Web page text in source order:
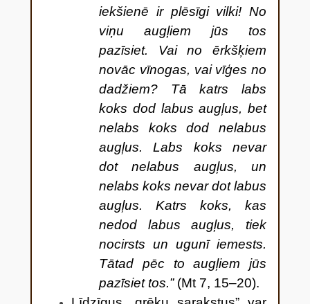
iekšienē ir plēsīgi vilki!No
viņu augļiem jūs tos
pazīsiet. Vai no ērkšķiem
novāc vīnogas, vai vīģes no
dadžiem? Tā katrs labs
koks dod labus augļus, bet
nelabs koks dod nelabus
augļus.Labs koks nevar
dot nelabus augļus, un
nelabs koks nevar dot labus
augļus. Katrs koks, kas
nedod labus augļus, tiek
nocirsts un ugunī iemests.
Tātad pēc to augļiem jūs
pazīsiet tos.” (Mt 7, 15–20).